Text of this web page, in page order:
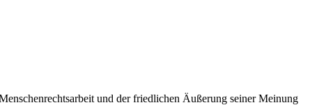
und der friedlichen Äußerung seiner Meinung